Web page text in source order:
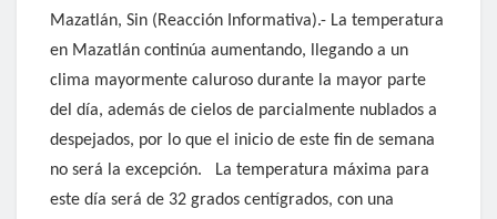
Mazatlán, Sin (Reacción Informativa).- La temperatura
en Mazatlán continúa aumentando, llegando a un
clima mayormente caluroso durante la mayor parte
del día, además de cielos de parcialmente nublados a
despejados, por lo que el inicio de este fin de semana
no será la excepción.
La temperatura máxima para
este día será de 32 grados centígrados, con una